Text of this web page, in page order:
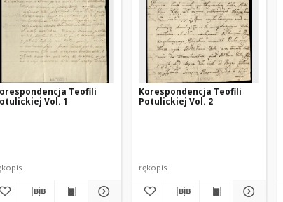
Teofili
Vol. 1
Korespondencja Teofili
Potulickiej Vol. 2
rękopis